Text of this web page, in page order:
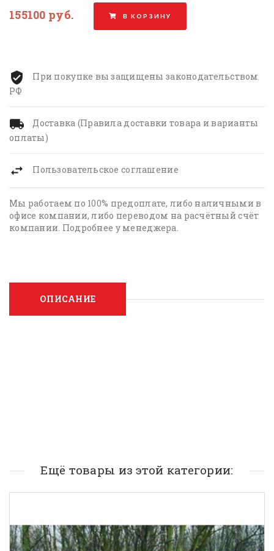
155100 руб. В КОРЗИНУ
При покупке вы защищены законодательством
РФ
Доставка (Правила доставки товара и варианты
оплаты)
Пользовательское соглашение
Мы работаем по 100% предоплате, либо наличными в
офисе компании, либо переводом на расчётный счёт
компании. Подробнее у менеджера.
ОПИСАНИЕ
Ещё товары из этой категории: